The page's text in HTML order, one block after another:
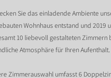
Sie das einladende Ambiente
Wohnhaus entstand und
10 liebevoll gestalteten
Atmosphäre für Ihren Aufenthalt.
Zimmerauswahl umfasst 6